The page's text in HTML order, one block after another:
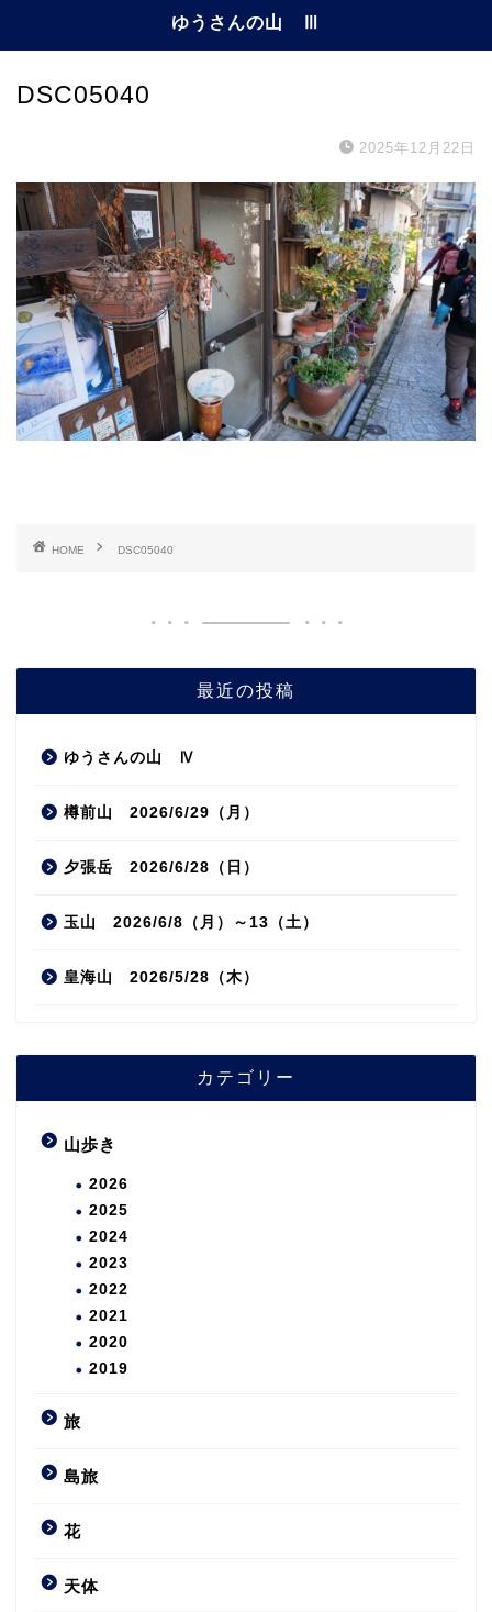
ゆうさんの山 Ⅲ
DSC05040
2025年12月22日
HOME DSC05040
最近の投稿
ゆうさんの山 Ⅳ
樽前山 2026/6/29（月）
夕張岳 2026/6/28（日）
玉山 2026/6/8（月）～13（土）
皇海山 2026/5/28（木）
カテゴリー
山歩き
2026
2025
2024
2023
2022
2021
2020
2019
旅
島旅
花
天体